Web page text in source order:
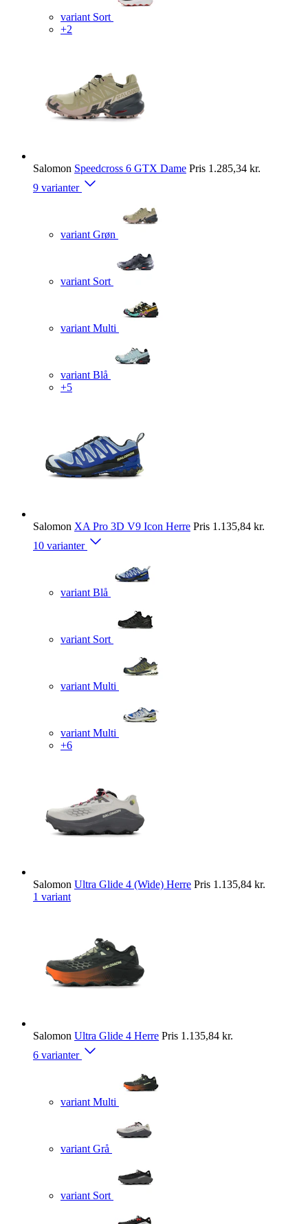
variant Sort
+2
Salomon Speedcross 6 GTX Dame Pris 1.285,34 kr.
9 varianter
variant Grøn
variant Sort
variant Multi
variant Blå
+5
Salomon XA Pro 3D V9 Icon Herre Pris 1.135,84 kr.
10 varianter
variant Blå
variant Sort
variant Multi
variant Multi
+6
Salomon Ultra Glide 4 (Wide) Herre Pris 1.135,84 kr.
1 variant
Salomon Ultra Glide 4 Herre Pris 1.135,84 kr.
6 varianter
variant Multi
variant Grå
variant Sort